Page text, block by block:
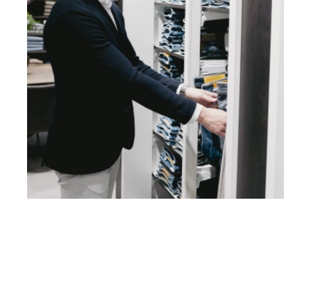
hoogte van onze events via onze nieuwsbrief!